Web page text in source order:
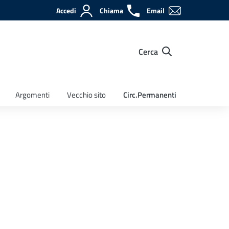
Accedi Chiama Email
Cerca
Argomenti Vecchio sito Circ.Permanenti